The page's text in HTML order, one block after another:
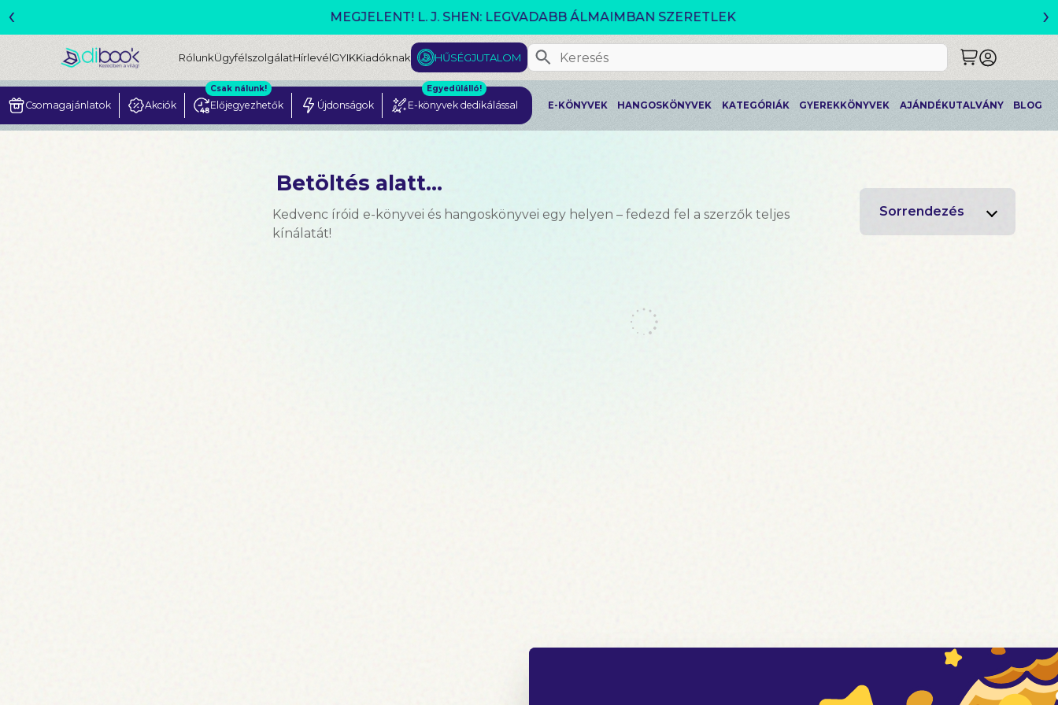
VÁLTOZÓ VILÁG AKCIÓ!
‹ ›
RólunkÜgyfélszolgálatHírlevélGYIKKiadóknak HŰSÉGJUTALOM
Csomagajánlatok Akciók Előjegyezhetők
Csak nálunk!
Újdonságok E-könyvek dedikálással
Egyedülálló!
E-KÖNYVEK HANGOSKÖNYVEK KATEGÓRIÁK GYEREKKÖNYVEK AJÁNDÉKUTALVÁNY BLOG
Betöltés alatt...
Kedvenc íróid e-könyvei és hangoskönyvei egy helyen – fedezd fel a szerzők teljes
kínálatát!
Sorrendezés